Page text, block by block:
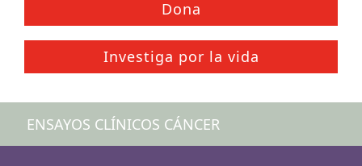
Dona
Investiga por la vida
ENSAYOS CLÍNICOS CÁNCER